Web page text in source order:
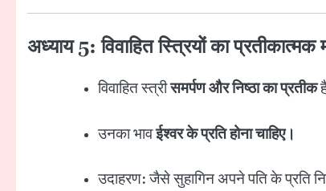
अध्याय 5: विवाहित स्त्रियों का प्रतीकात्मक
विवाहित स्त्रीसमर्पण और निष्ठा का प्रतीक
उनका भावईश्वर के प्रति होना चाहिए।
उदाहरण: जैसे सुहागिन अपने पति के प्रति